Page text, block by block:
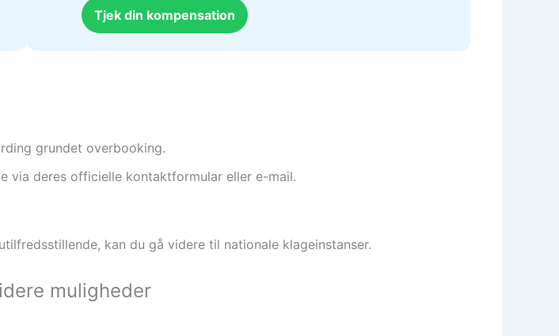
Tjek din kompensation
grundet overbooking.
via deres officielle kontaktformular eller e-mail.
kan du gå videre til nationale klageinstanser.
muligheder